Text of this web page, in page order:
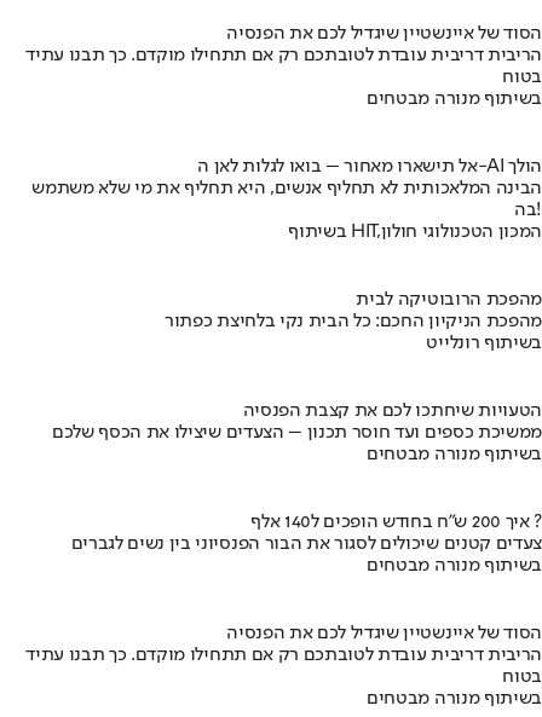
הסוד של איינשטיין שיגדיל לכם את הפנסיה
הריבית דריבית עובדת לטובתכם רק אם תתחילו מוקדם. כך תבנו עתיד
בטוח
בשיתוף מנורה מבטחים
אל תישארו מאחור – בואו לגלות לאן ה-AI הולך
הבינה המלאכותית לא תחליף אנשים, היא תחליף את מי שלא משתמש
בה!
בשיתוף HIT,המכון הטכנולוגי חולון
מהפכת הרובוטיקה לבית
מהפכת הניקיון החכם: כל הבית נקי בלחיצת כפתור
בשיתוף רונלייט
הטעויות שיחתכו לכם את קצבת הפנסיה
ממשיכת כספים ועד חוסר תכנון – הצעדים שיצילו את הכסף שלכם
בשיתוף מנורה מבטחים
איך 200 ש"ח בחודש הופכים ל140 אלף ?
צעדים קטנים שיכולים לסגור את הבור הפנסיוני בין נשים לגברים
בשיתוף מנורה מבטחים
הסוד של איינשטיין שיגדיל לכם את הפנסיה
הריבית דריבית עובדת לטובתכם רק אם תתחילו מוקדם. כך תבנו עתיד
בטוח
בשיתוף מנורה מבטחים